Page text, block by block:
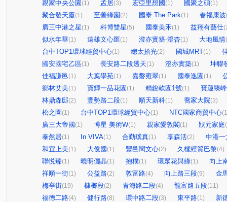
親家中央公園 (1) 孟居(3) 宏亞里想國 (1) 國聚之碩(1)
聚合發天廈(1) 至善綠園 (2) 國泰 The Park(1) 春福康波
廣三中港之星(1) 科博雙星(5) 國泰美禾(1) 益翔有藝仕
似水年華(1) 遠雄文心匯(1) 澄亦實築-澄杏(1) 大地風情
台中TOP1環球經貿中心(1) 總太拾光(2) 國城MRT(1)
國安國宅乙區(1) 長安路二段透天(1) 澄亦實築(1)
坤聯
佳福謙邑(1) 大葉學苑(1) 嘉磐雍翠(1) 國泰逸園 (1)
鄉林艾美(1) 寶輝一品花園 (1) 精銳軟園1號(1)
寶運臻峰
林鼎森邸(2) 豐勢路二段(1) 順天新科(1) 喬家大院(3)
松之園 (1) 台中TOP1環球經貿中心(1) NTC國家商貿中心
廣三大帝國 (1) 博星 美術W(1) 親家愛敦閣(1) 狀元家庭
泰然居(1) In VIVA(1) 合勤璞真(1) 享森活(2)
中港一
和宜上美(1) 大俊國 (1) 豐邑閱文心(2) 久樘經貿巴黎(4)
聯悦臻(1) 曉明儷晶(1) 抱樸(1) 環眾花與綠(1)
向上
祥順一街(1) 公益路(2) 敦富路(4) 向上路三段(9)
金
梅亭街(19) 槺榔段(2) 青海路二段(4) 龍富路五段(11)
福德二路(4) 健行路(8) 環中路二段(3) 東平路(1)
新